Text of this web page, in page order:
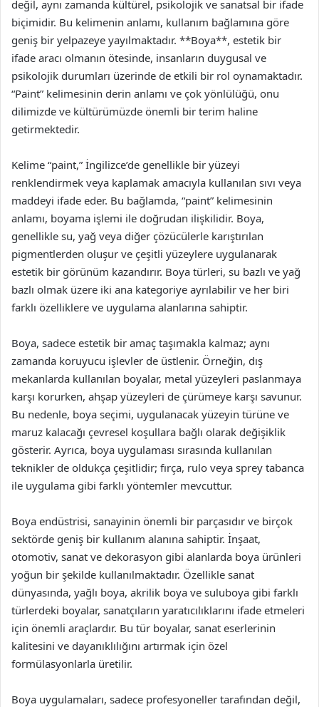
değil, aynı zamanda kültürel, psikolojik ve sanatsal bir ifade
biçimidir. Bu kelimenin anlamı, kullanım bağlamına göre
geniş bir yelpazeye yayılmaktadır. **Boya**, estetik bir
ifade aracı olmanın ötesinde, insanların duygusal ve
psikolojik durumları üzerinde de etkili bir rol oynamaktadır.
“Paint” kelimesinin derin anlamı ve çok yönlülüğü, onu
dilimizde ve kültürümüzde önemli bir terim haline
getirmektedir.
Kelime “paint,” İngilizce’de genellikle bir yüzeyi
renklendirmek veya kaplamak amacıyla kullanılan sıvı veya
maddeyi ifade eder. Bu bağlamda, “paint” kelimesinin
anlamı, boyama işlemi ile doğrudan ilişkilidir. Boya,
genellikle su, yağ veya diğer çözücülerle karıştırılan
pigmentlerden oluşur ve çeşitli yüzeylere uygulanarak
estetik bir görünüm kazandırır. Boya türleri, su bazlı ve yağ
bazlı olmak üzere iki ana kategoriye ayrılabilir ve her biri
farklı özelliklere ve uygulama alanlarına sahiptir.
Boya, sadece estetik bir amaç taşımakla kalmaz; aynı
zamanda koruyucu işlevler de üstlenir. Örneğin, dış
mekanlarda kullanılan boyalar, metal yüzeyleri paslanmaya
karşı korurken, ahşap yüzeyleri de çürümeye karşı savunur.
Bu nedenle, boya seçimi, uygulanacak yüzeyin türüne ve
maruz kalacağı çevresel koşullara bağlı olarak değişiklik
gösterir. Ayrıca, boya uygulaması sırasında kullanılan
teknikler de oldukça çeşitlidir; fırça, rulo veya sprey tabanca
ile uygulama gibi farklı yöntemler mevcuttur.
Boya endüstrisi, sanayinin önemli bir parçasıdır ve birçok
sektörde geniş bir kullanım alanına sahiptir. İnşaat,
otomotiv, sanat ve dekorasyon gibi alanlarda boya ürünleri
yoğun bir şekilde kullanılmaktadır. Özellikle sanat
dünyasında, yağlı boya, akrilik boya ve suluboya gibi farklı
türlerdeki boyalar, sanatçıların yaratıcılıklarını ifade etmeleri
için önemli araçlardır. Bu tür boyalar, sanat eserlerinin
kalitesini ve dayanıklılığını artırmak için özel
formülasyonlarla üretilir.
Boya uygulamaları, sadece profesyoneller tarafından değil,